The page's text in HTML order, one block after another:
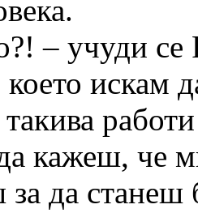
– учуди се
което искам
кажеш, че
да станеш